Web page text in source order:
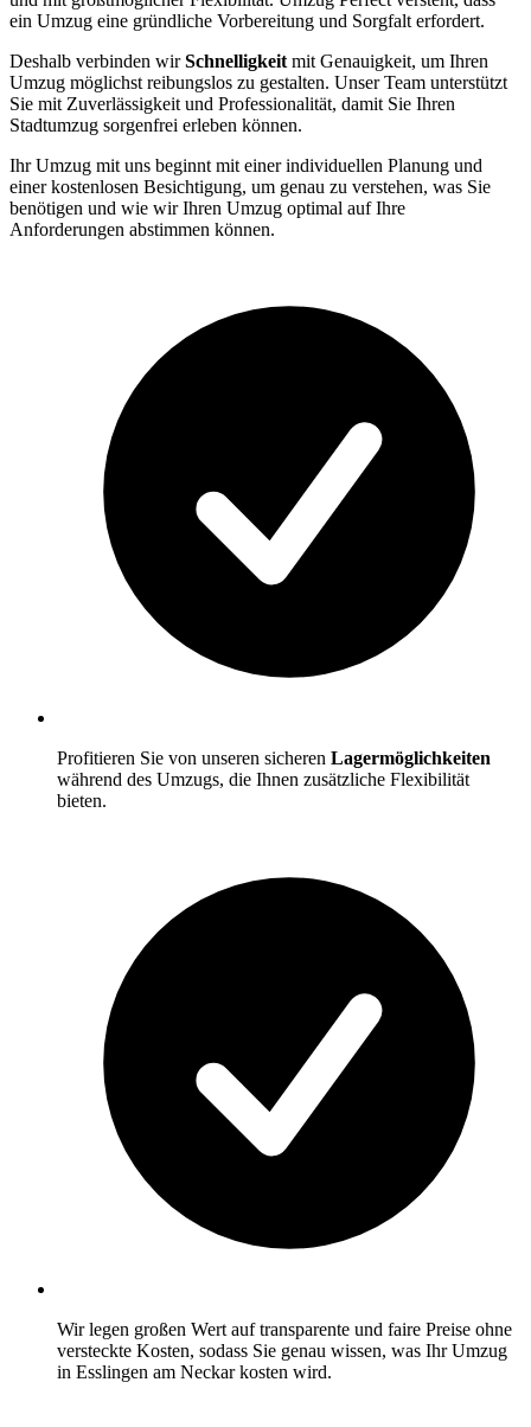
ein Umzug eine gründliche Vorbereitung und Sorgfalt erfordert.
Deshalb verbinden wirSchnelligkeitmit Genauigkeit, um Ihren
Umzug möglichst reibungslos zu gestalten. Unser Team unterstützt
Sie mit Zuverlässigkeit und Professionalität, damit Sie Ihren
Stadtumzug sorgenfrei erleben können.
Ihr Umzug mit uns beginnt mit einer individuellen Planung und
einer kostenlosen Besichtigung, um genau zu verstehen, was Sie
benötigen und wie wir Ihren Umzug optimal auf Ihre
Anforderungen abstimmen können.
Profitieren Sie von unseren sicheren Lagermöglichkeiten
während des Umzugs, die Ihnen zusätzliche Flexibilität
bieten.
Wir legen großen Wert auf transparente und faire Preise ohne
versteckte Kosten, sodass Sie genau wissen, was Ihr Umzug
in Esslingen am Neckar kosten wird.